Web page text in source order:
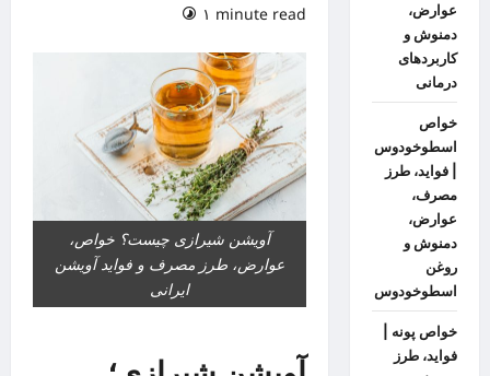
۱ minute read
آویشن شیرازی چیست؟ خواص،
عوارض، طرز مصرف و فواید آویشن
ایرانی
عوارض،
دمنوش و
کاربردهای
درمانی
خواص
اسطوخودوس
| فواید، طرز
مصرف،
عوارض،
دمنوش و
روغن
اسطوخودوس
خواص پونه |
فواید، طرز